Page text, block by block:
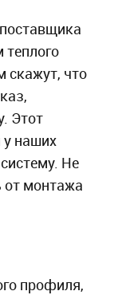
теплого
скажут, что
Этот
у наших
Не
от монтажа
профиля,